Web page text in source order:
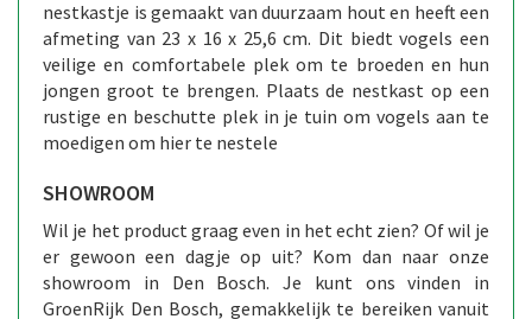
nestkastje is gemaakt van duurzaam hout en heeft een
afmeting van 23 x 16 x 25,6 cm. Dit biedt vogels een
veilige en comfortabele plek om te broeden en hun
jongen groot te brengen. Plaats de nestkast op een
rustige en beschutte plek in je tuin om vogels aan te
moedigen om hier te nestele
SHOWROOM
Wil je het product graag even in het echt zien? Of wil je
er gewoon een dagje op uit? Kom dan naar onze
showroom in Den Bosch. Je kunt ons vinden in
GroenRijk Den Bosch, gemakkelijk te bereiken vanuit